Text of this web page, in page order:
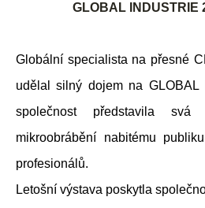
GLOBAL INDUSTRIE
Globální specialista na přesné
udělal silný dojem na GLOBAL
společnost představila svá
mikroobrábění nabitému
profesionálů.
Letošní výstava poskytla